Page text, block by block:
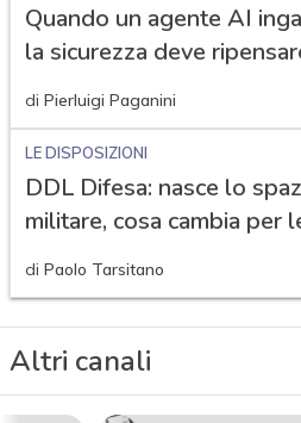
Quando un agente AI
la sicurezza deve
di Pierluigi Paganini
LE DISPOSIZIONI
DDL Difesa: nasce lo
militare, cosa cambia per
di Paolo Tarsitano
Altri canali